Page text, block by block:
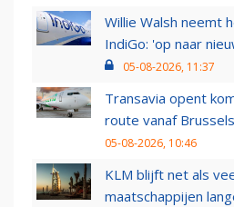
Willie Walsh neemt
IndiGo: 'op naar
05-08-2026, 11:37
Transavia opent
route vanaf
05-08-2026, 10:46
KLM blijft net als
maatschappijen